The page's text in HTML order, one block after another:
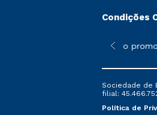
Condições
sofrer alterações nos
*A condição
Sociedade de
filial:
Política de